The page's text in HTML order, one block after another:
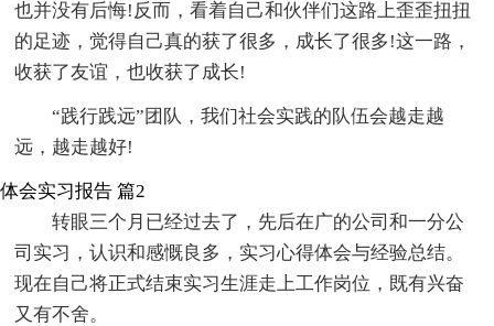
也并没有后悔!反而，看着自己和伙伴们这路上歪歪扭扭
的足迹，觉得自己真的获了很多，成长了很多!这一路，
收获了友谊，也收获了成长!
“践行践远”团队，我们社会实践的队伍会越走越
远，越走越好!
体会实习报告 篇2
转眼三个月已经过去了，先后在广的公司和一分公
司实习，认识和感慨良多，实习心得体会与经验总结。
现在自己将正式结束实习生涯走上工作岗位，既有兴奋
又有不舍。